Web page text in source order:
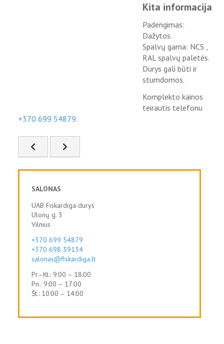
Kita informacija
Padengimas:
Dažytos.
Spalvų gama: NCS ,
RAL spalvų paletės.
Durys gali būti ir
stumdomos.
Komplekto kainos
teirautis telefonu
+370 699 54879.
Ankstesnis straipsnis: FSD-45
Kitas straipsnis: FSD-47
SALONAS
UAB Fiskardiga durys
Ulonų g. 3
Vilnius
+370 699 54879
+370 698 39134
salonas@fiskardiga.lt
Pr.–Kt.: 9:00 – 18:00
Pn.: 9:00 – 17:00
Št.: 10:00 – 14:00